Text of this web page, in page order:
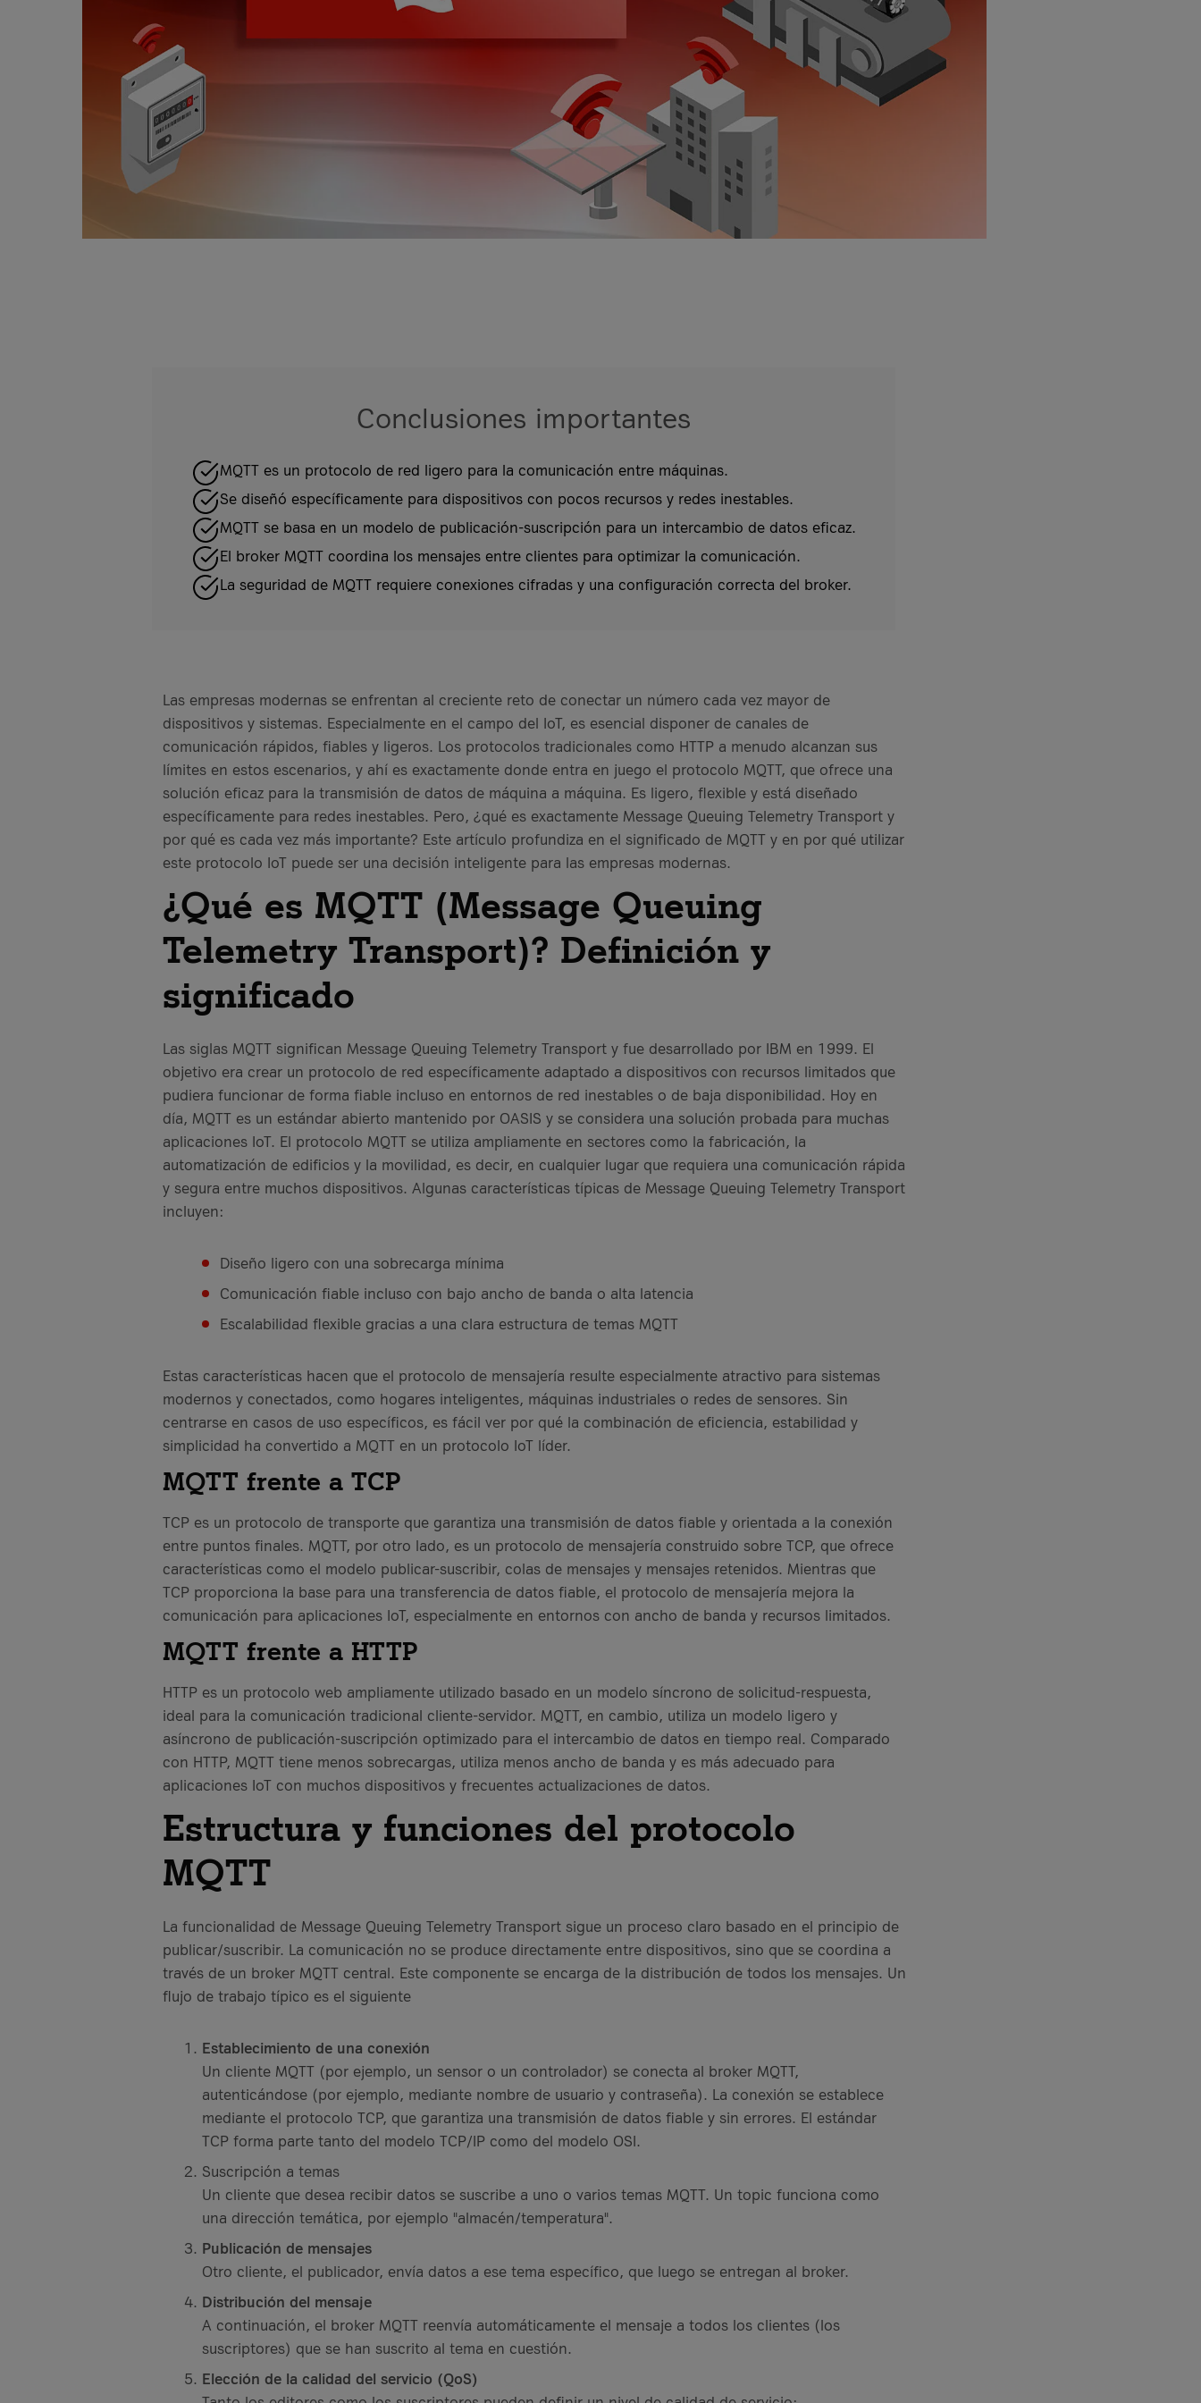
Conclusiones importantes
MQTT es un protocolo de red ligero para la comunicación entre máquinas.
Se diseñó específicamente para dispositivos con pocos recursos y redes inestables.
MQTT se basa en un modelo de publicación-suscripción para un intercambio de datos eficaz.
El broker MQTT coordina los mensajes entre clientes para optimizar la comunicación.
La seguridad de MQTT requiere conexiones cifradas y una configuración correcta del broker.
Las empresas modernas se enfrentan al creciente reto de conectar un número cada vez mayor de
dispositivos y sistemas. Especialmente en el campo del IoT, es esencial disponer de canales de
comunicación rápidos, fiables y ligeros. Los protocolos tradicionales como HTTP a menudo alcanzan sus
límites en estos escenarios, y ahí es exactamente donde entra en juego el protocolo MQTT, que ofrece una
solución eficaz para la transmisión de datos de máquina a máquina. Es ligero, flexible y está diseñado
específicamente para redes inestables. Pero, ¿qué es exactamente Message Queuing Telemetry Transport y
por qué es cada vez más importante? Este artículo profundiza en el significado de MQTT y en por qué utilizar
este protocolo IoT puede ser una decisión inteligente para las empresas modernas.
¿Qué es MQTT (Message Queuing
Telemetry Transport)? Definición y
significado
Las siglas MQTT significan Message Queuing Telemetry Transport y fue desarrollado por IBM en 1999. El
objetivo era crear un protocolo de red específicamente adaptado a dispositivos con recursos limitados que
pudiera funcionar de forma fiable incluso en entornos de red inestables o de baja disponibilidad. Hoy en
día, MQTT es un estándar abierto mantenido por OASIS y se considera una solución probada para muchas
aplicaciones IoT. El protocolo MQTT se utiliza ampliamente en sectores como la fabricación, la
automatización de edificios y la movilidad, es decir, en cualquier lugar que requiera una comunicación rápida
y segura entre muchos dispositivos. Algunas características típicas de Message Queuing Telemetry Transport
incluyen:
Diseño ligero con una sobrecarga mínima
Comunicación fiable incluso con bajo ancho de banda o alta latencia
Escalabilidad flexible gracias a una clara estructura de temas MQTT
Estas características hacen que el protocolo de mensajería resulte especialmente atractivo para sistemas
modernos y conectados, como hogares inteligentes, máquinas industriales o redes de sensores. Sin
centrarse en casos de uso específicos, es fácil ver por qué la combinación de eficiencia, estabilidad y
simplicidad ha convertido a MQTT en un protocolo IoT líder.
MQTT frente a TCP
TCP es un protocolo de transporte que garantiza una transmisión de datos fiable y orientada a la conexión
entre puntos finales. MQTT, por otro lado, es un protocolo de mensajería construido sobre TCP, que ofrece
características como el modelo publicar-suscribir, colas de mensajes y mensajes retenidos. Mientras que
TCP proporciona la base para una transferencia de datos fiable, el protocolo de mensajería mejora la
comunicación para aplicaciones IoT, especialmente en entornos con ancho de banda y recursos limitados.
MQTT frente a HTTP
HTTP es un protocolo web ampliamente utilizado basado en un modelo síncrono de solicitud-respuesta,
ideal para la comunicación tradicional cliente-servidor. MQTT, en cambio, utiliza un modelo ligero y
asíncrono de publicación-suscripción optimizado para el intercambio de datos en tiempo real. Comparado
con HTTP, MQTT tiene menos sobrecargas, utiliza menos ancho de banda y es más adecuado para
aplicaciones IoT con muchos dispositivos y frecuentes actualizaciones de datos.
Estructura y funciones del protocolo
MQTT
La funcionalidad de Message Queuing Telemetry Transport sigue un proceso claro basado en el principio de
publicar/suscribir. La comunicación no se produce directamente entre dispositivos, sino que se coordina a
través de un broker MQTT central. Este componente se encarga de la distribución de todos los mensajes. Un
flujo de trabajo típico es el siguiente
Establecimiento de una conexión
Un cliente MQTT (por ejemplo, un sensor o un controlador) se conecta al broker MQTT,
autenticándose (por ejemplo, mediante nombre de usuario y contraseña). La conexión se establece
mediante el protocolo TCP, que garantiza una transmisión de datos fiable y sin errores. El estándar
TCP forma parte tanto del modelo TCP/IP como del modelo OSI.
Suscripción a temas
Un cliente que desea recibir datos se suscribe a uno o varios temas MQTT. Un topic funciona como
una dirección temática, por ejemplo "almacén/temperatura".
Publicación de mensajes
Otro cliente, el publicador, envía datos a ese tema específico, que luego se entregan al broker.
Distribución del mensaje
A continuación, el broker MQTT reenvía automáticamente el mensaje a todos los clientes (los
suscriptores) que se han suscrito al tema en cuestión.
Elección de la calidad del servicio (QoS)